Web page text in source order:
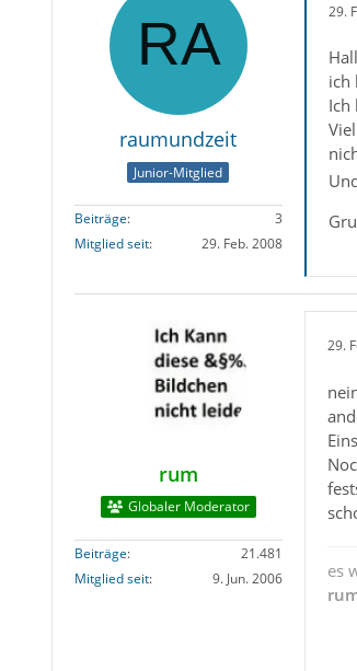
raumundzeit
Junior-Mitglied
Beiträge
3
Mitglied seit
29. Feb. 2008
29.
ich
Ich
rum
Globaler Moderator
Beiträge
21.481
Mitglied seit
9. Jun. 2006
29.
es